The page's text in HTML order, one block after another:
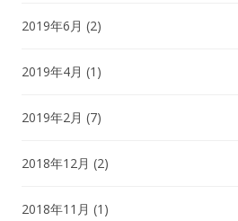
2019年6月 (2)
2019年4月 (1)
2019年2月 (7)
2018年12月 (2)
2018年11月 (1)